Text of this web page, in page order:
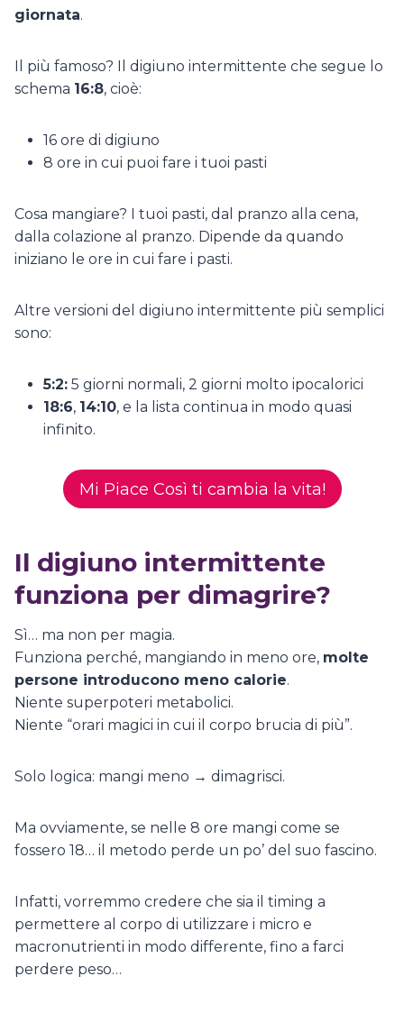
giornata.
Il più famoso? Il digiuno intermittente che segue lo
schema 16:8, cioè:
16 ore di digiuno
8 ore in cui puoi fare i tuoi pasti
Cosa mangiare? I tuoi pasti, dal pranzo alla cena,
dalla colazione al pranzo. Dipende da quando
iniziano le ore in cui fare i pasti.
Altre versioni del digiuno intermittente più semplici
sono:
5:2: 5 giorni normali, 2 giorni molto ipocalorici
18:6, 14:10, e la lista continua in modo quasi
infinito.
Mi Piace Così ti cambia la vita!
Il digiuno intermittente
funziona per dimagrire?
Sì… ma non per magia.
Funziona perché, mangiando in meno ore, molte
persone introducono meno calorie.
Niente superpoteri metabolici.
Niente “orari magici in cui il corpo brucia di più”.
Solo logica: mangi meno → dimagrisci.
Ma ovviamente, se nelle 8 ore mangi come se
fossero 18… il metodo perde un po’ del suo fascino.
Infatti, vorremmo credere che sia il timing a
permettere al corpo di utilizzare i micro e
macronutrienti in modo differente, fino a farci
perdere peso…